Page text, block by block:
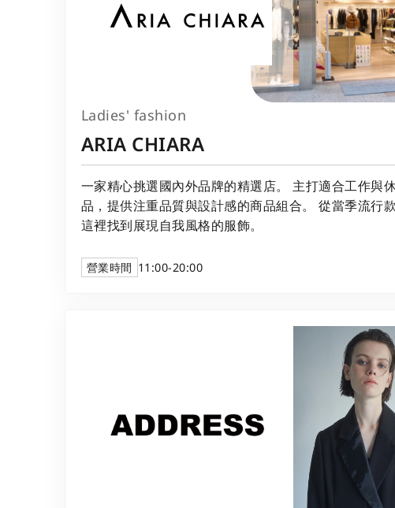
Ladies' fashion
ARIA CHIARA
一家精心挑選國內外品牌的精選店。 主打適合工作與
品，提供注重品質與設計感的商品組合。 從當季流行
這裡找到展現自我風格的服飾。
營業時間 11:00-20:00